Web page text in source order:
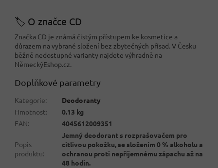
🏷️ O značce CD
Značka CD je známá čistým přístupem ke kosmetice a
důrazem na vybrané složení bez zbytečných přísad. V Česku
běžně nedostupné varianty najdete výhradně na
NěmeckýEshop.cz.
Doplňkové parametry
Kategorie:
Deodoranty
Hmotnost:
0.13 kg
EAN: 4045612009351
Popis
produktu:
Jemný deodorant s rozprašovačem pro
citlivou pokožku, se složením 0 % alkoholu a
ochranou proti nepříjemnému zápachu až na
48 hodin.